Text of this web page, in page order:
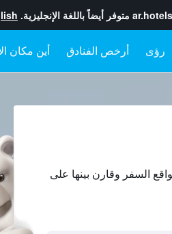
متوفر أيضاً باللغة الإنجليزية.
رؤى أرخص الفنادق أين مكان
السفر وقارن بينها على